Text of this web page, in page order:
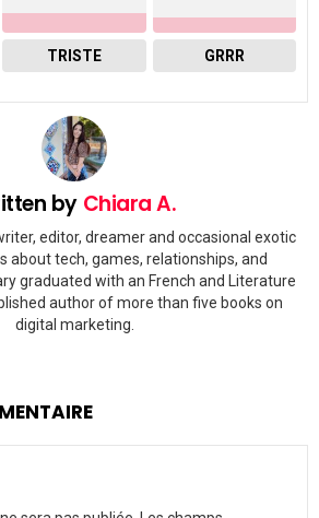
TRISTE GRRR
by Chiara A.
editor, dreamer and occasional exotic
about tech, games, relationships, and
graduated with an French and Literature
author of more than five books on
digital marketing.